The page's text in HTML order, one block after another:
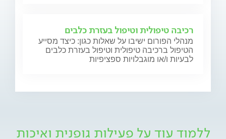
רכיבה טיפולית וטיפול בעזרת כלבים
מנהלי הפורום ישיבו על שאלות כגון: כיצד מסייע
הטיפול ברכיבה טיפולית וטיפול בעזרת כלבים
לבעיות ו/או מוגבלויות ספציפיות
ללמוד עוד על פעילות גופנית ואיכות